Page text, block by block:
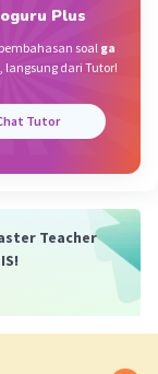
ini terdiri dari
Plus
soalga
, langsung dari Tutor!
Tutor
Teacher